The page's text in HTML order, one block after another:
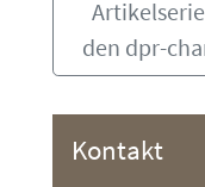
den dpr-
Kontakt